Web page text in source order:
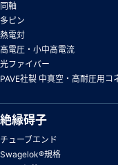
同軸
多ピン
熱電対
高電圧・小中高電流
光ファイバー
PAVE社製 中真空・高耐圧用コ
絶縁碍子
チューブエンド
Swagelok®規格